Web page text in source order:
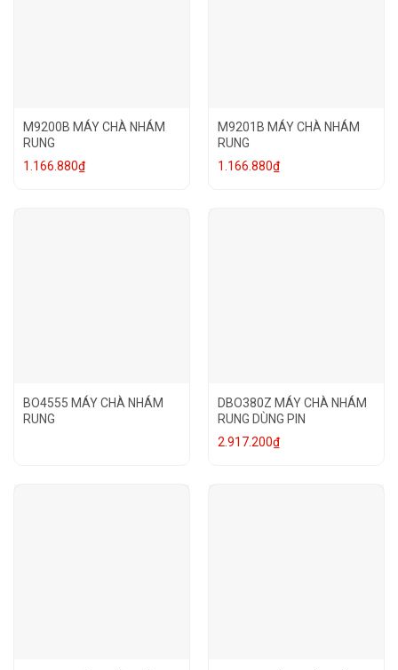
M9200B MÁY CHÀ NHÁM
RUNG
1.166.880₫
M9201B MÁY CHÀ NHÁM
RUNG
1.166.880₫
BO4555 MÁY CHÀ NHÁM
RUNG
DBO380Z MÁY CHÀ NHÁM
RUNG DÙNG PIN
2.917.200₫